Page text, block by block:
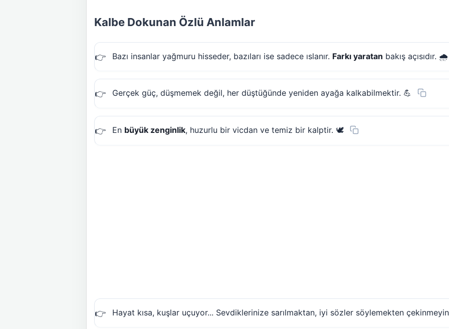
Kalbe Dokunan Özlü Anlamlar
Bazı insanlar yağmuru hisseder, bazıları ise sadece ıslanır. Farkı yaratan bakış açısıdır. 🌧️
Gerçek güç, düşmemek değil, her düştüğünde yeniden ayağa kalkabilmektir. 💪
En büyük zenginlik, huzurlu bir vicdan ve temiz bir kalptir. 🕊️
Hayat kısa, kuşlar uçuyor... Sevdiklerinize sarılmaktan, iyi sözler söylemekten